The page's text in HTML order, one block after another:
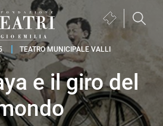
Biglietteria
una
nuova
finestra)
TEATRO MUNICIPALE VALLI
e il giro del